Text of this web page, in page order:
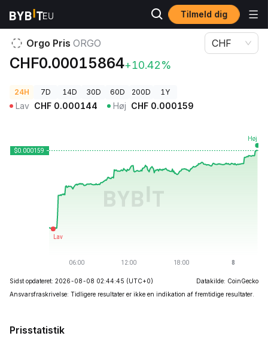
Tilmeld dig
Kryptopriser
Orgo Pris ORGO
CHF0.00015864+10.42%
CHF
24H 7D 14D 30D 60D 200D 1Y
Lav CHF 0.000144 Høj CHF 0.000159
Sidst opdateret: 2026-08-08 02:44:45 (UTC+0)
Datakilde: CoinGecko
Ansvarsfraskrivelse: Tidligere resultater er ikke en indikation af fremtidige resultater.
Prisstatistik